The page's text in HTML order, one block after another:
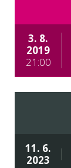
3. 8.
2019
21:00
11. 6.
2023